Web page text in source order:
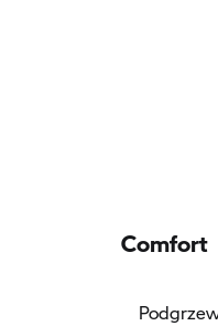
Comfort